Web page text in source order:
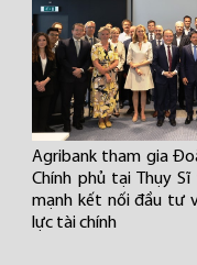
Agribank tham gia
Chính phủ tại Thụy
mạnh kết nối đầu tư
lực tài chính